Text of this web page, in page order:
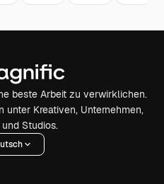
beste Arbeit zu verwirklichen.
unter Kreativen, Unternehmen,
Studios.